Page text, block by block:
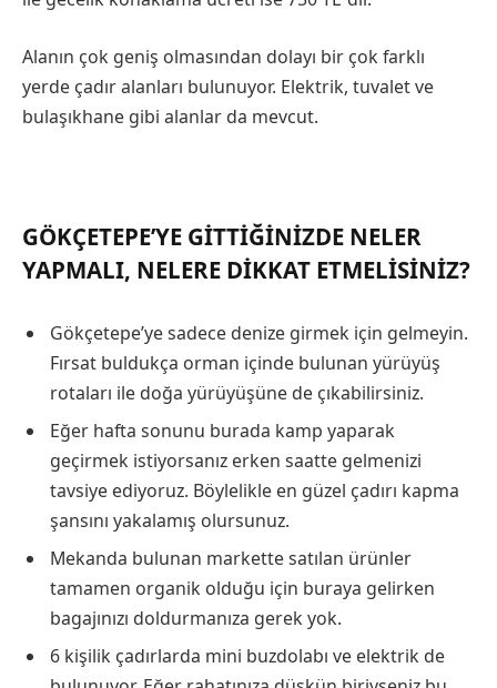
Alanın çok geniş olmasından dolayı bir çok farklı
yerde çadır alanları bulunuyor. Elektrik, tuvalet ve
bulaşıkhane gibi alanlar da mevcut.
GÖKÇETEPE’YE GITTIĞINIZDE NELER
YAPMALI, NELERE DIKKAT ETMELISINIZ?
Gökçetepe’ye sadece denize girmek için gelmeyin.
Fırsat buldukça orman içinde bulunan yürüyüş
rotaları ile doğa yürüyüşüne de çıkabilirsiniz.
Eğer hafta sonunu burada kamp yaparak
geçirmek istiyorsanız erken saatte gelmenizi
tavsiye ediyoruz. Böylelikle en güzel çadırı kapma
şansını yakalamış olursunuz.
Mekanda bulunan markette satılan ürünler
tamamen organik olduğu için buraya gelirken
bagajınızı doldurmanıza gerek yok.
6 kişilik çadırlarda mini buzdolabı ve elektrik de